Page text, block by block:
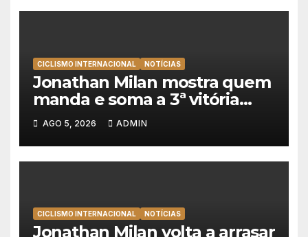
CICLISMO INTERNACIONAL NOTÍCIAS
Jonathan Milan mostra quem
manda e soma a 3ª vitória
consecutiva na Volta a
Polónia
AGO 5, 2026 ADMIN
CICLISMO INTERNACIONAL NOTÍCIAS
Jonathan Milan volta a arrasar